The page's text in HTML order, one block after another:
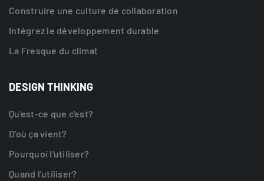
Construire une culture de collaboration
Intégrez le développement durable
La Fresque du climat
DESIGN THINKING
Qu'est-ce que c'est?
D'où ça vient?
Pourquoi l'utiliser?
Quand l'utiliser?